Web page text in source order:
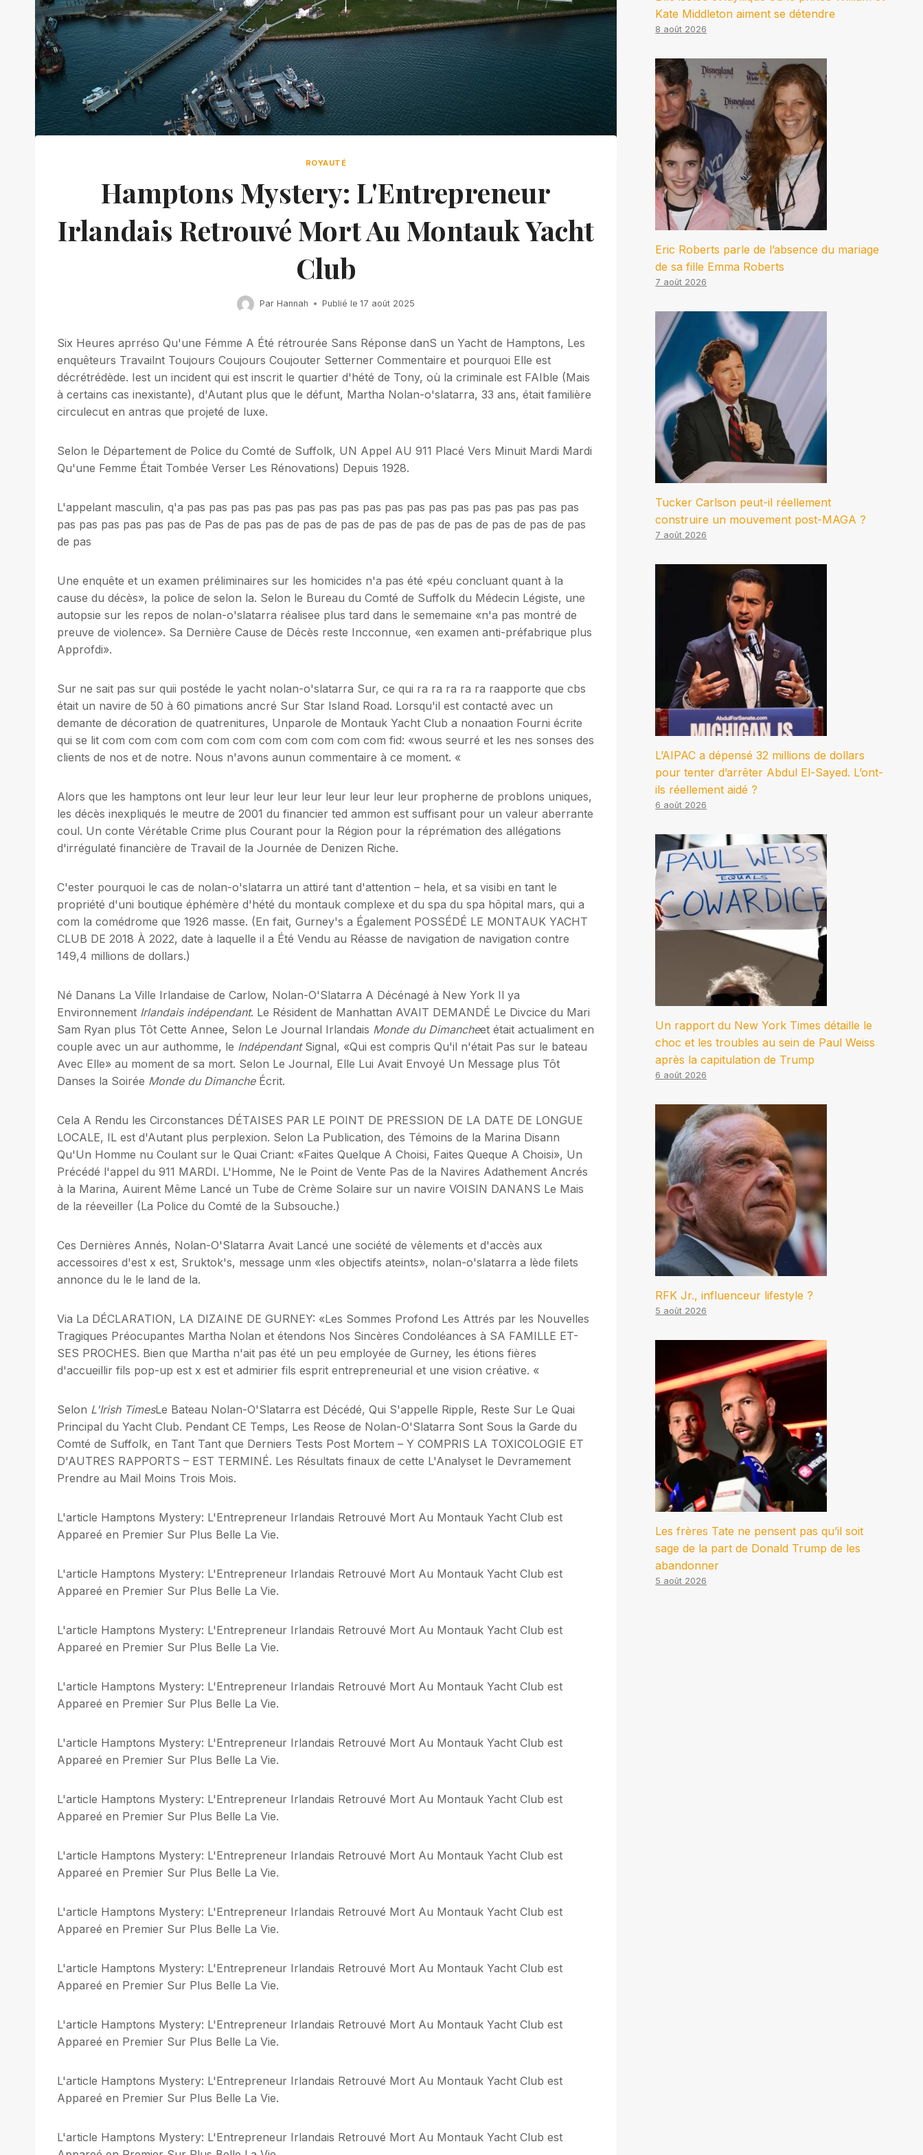
ROYAUTÉ
Hamptons Mystery: L'Entrepreneur
Irlandais Retrouvé Mort Au Montauk Yacht
Club
Par Hannah Publié le 17 août 2025
Six Heures aprréso Qu'une Fémme A Été rétrourée Sans Réponse danS un Yacht de Hamptons, Les
enquêteurs Travailnt Toujours Coujours Coujouter Setterner Commentaire et pourquoi Elle est
décrétrédède. Iest un incident qui est inscrit le quartier d'hété de Tony, où la criminale est FAIble (Mais
à certains cas inexistante), d'Autant plus que le défunt, Martha Nolan-o'slatarra, 33 ans, était familière
circulecut en antras que projeté de luxe.
Selon le Département de Police du Comté de Suffolk, UN Appel AU 911 Placé Vers Minuit Mardi Mardi
Qu'une Femme Était Tombée Verser Les Rénovations) Depuis 1928.
L'appelant masculin, q'a pas pas pas pas pas pas pas pas pas pas pas pas pas pas pas pas pas pas
pas pas pas pas pas pas de Pas de pas pas de pas de pas de pas de pas de pas de pas de pas de pas
de pas
Une enquête et un examen préliminaires sur les homicides n'a pas été «péu concluant quant à la
cause du décès», la police de selon la. Selon le Bureau du Comté de Suffolk du Médecin Légiste, une
autopsie sur les repos de nolan-o'slatarra réalisee plus tard dans le sememaine «n'a pas montré de
preuve de violence». Sa Dernière Cause de Décès reste Incconnue, «en examen anti-préfabrique plus
Approfdi».
Sur ne sait pas sur quii postéde le yacht nolan-o'slatarra Sur, ce qui ra ra ra ra ra raapporte que cbs
était un navire de 50 à 60 pimations ancré Sur Star Island Road. Lorsqu'il est contacté avec un
demante de décoration de quatrenitures, Unparole de Montauk Yacht Club a nonaation Fourni écrite
qui se lit com com com com com com com com com com com fid: «wous seurré et les nes sonses des
clients de nos et de notre. Nous n'avons aunun commentaire à ce moment. «
Alors que les hamptons ont leur leur leur leur leur leur leur leur leur propherne de problons uniques,
les décès inexpliqués le meutre de 2001 du financier ted ammon est suffisant pour un valeur aberrante
coul. Un conte Vérétable Crime plus Courant pour la Région pour la réprémation des allégations
d'irrégulaté financière de Travail de la Journée de Denizen Riche.
C'ester pourquoi le cas de nolan-o'slatarra un attiré tant d'attention – hela, et sa visibi en tant le
propriété d'uni boutique éphémère d'hété du montauk complexe et du spa du spa hôpital mars, qui a
com la comédrome que 1926 masse. (En fait, Gurney's a Également POSSÉDÉ LE MONTAUK YACHT
CLUB DE 2018 À 2022, date à laquelle il a Été Vendu au Réasse de navigation de navigation contre
149,4 millions de dollars.)
Né Danans La Ville Irlandaise de Carlow, Nolan-O'Slatarra A Décénagé à New York Il ya
Environnement Irlandais indépendant. Le Résident de Manhattan AVAIT DEMANDÉ Le Divcice du Mari
Sam Ryan plus Tôt Cette Annee, Selon Le Journal Irlandais Monde du Dimancheet était actualiment en
couple avec un aur authomme, le IndépendantSignal, «Qui est compris Qu'il n'était Pas sur le bateau
Avec Elle» au moment de sa mort. Selon Le Journal, Elle Lui Avait Envoyé Un Message plus Tôt
Danses la Soirée Monde du DimancheÉcrit.
Cela A Rendu les Circonstances DÉTAISES PAR LE POINT DE PRESSION DE LA DATE DE LONGUE
LOCALE, IL est d'Autant plus perplexion. Selon La Publication, des Témoins de la Marina Disann
Qu'Un Homme nu Coulant sur le Quai Criant: «Faites Quelque A Choisi, Faites Queque A Choisi», Un
Précédé l'appel du 911 MARDI. L'Homme, Ne le Point de Vente Pas de la Navires Adathement Ancrés
à la Marina, Auirent Même Lancé un Tube de Crème Solaire sur un navire VOISIN DANANS Le Mais
de la réeveiller (La Police du Comté de la Subsouche.)
Ces Dernières Annés, Nolan-O'Slatarra Avait Lancé une société de vêlements et d'accès aux
accessoires d'est x est, Sruktok's, message unm «les objectifs ateints», nolan-o'slatarra a lède filets
annonce du le le land de la.
Via La DÉCLARATION, LA DIZAINE DE GURNEY: «Les Sommes Profond Les Attrés par les Nouvelles
Tragiques Préocupantes Martha Nolan et étendons Nos Sincères Condoléances à SA FAMILLE ET-
SES PROCHES. Bien que Martha n'ait pas été un peu employée de Gurney, les étions fières
d'accueillir fils pop-up est x est et admirier fils esprit entrepreneurial et une vision créative. «
Selon L'Irish TimesLe Bateau Nolan-O'Slatarra est Décédé, Qui S'appelle Ripple, Reste Sur Le Quai
Principal du Yacht Club. Pendant CE Temps, Les Reose de Nolan-O'Slatarra Sont Sous la Garde du
Comté de Suffolk, en Tant Tant que Derniers Tests Post Mortem – Y COMPRIS LA TOXICOLOGIE ET
D'AUTRES RAPPORTS – EST TERMINÉ. Les Résultats finaux de cette L'Analyset le Devramement
Prendre au Mail Moins Trois Mois.
L'article Hamptons Mystery: L'Entrepreneur Irlandais Retrouvé Mort Au Montauk Yacht Club est
Appareé en Premier Sur Plus Belle La Vie.
L'article Hamptons Mystery: L'Entrepreneur Irlandais Retrouvé Mort Au Montauk Yacht Club est
Appareé en Premier Sur Plus Belle La Vie.
L'article Hamptons Mystery: L'Entrepreneur Irlandais Retrouvé Mort Au Montauk Yacht Club est
Appareé en Premier Sur Plus Belle La Vie.
L'article Hamptons Mystery: L'Entrepreneur Irlandais Retrouvé Mort Au Montauk Yacht Club est
Appareé en Premier Sur Plus Belle La Vie.
L'article Hamptons Mystery: L'Entrepreneur Irlandais Retrouvé Mort Au Montauk Yacht Club est
Appareé en Premier Sur Plus Belle La Vie.
L'article Hamptons Mystery: L'Entrepreneur Irlandais Retrouvé Mort Au Montauk Yacht Club est
Appareé en Premier Sur Plus Belle La Vie.
L'article Hamptons Mystery: L'Entrepreneur Irlandais Retrouvé Mort Au Montauk Yacht Club est
Appareé en Premier Sur Plus Belle La Vie.
L'article Hamptons Mystery: L'Entrepreneur Irlandais Retrouvé Mort Au Montauk Yacht Club est
Appareé en Premier Sur Plus Belle La Vie.
L'article Hamptons Mystery: L'Entrepreneur Irlandais Retrouvé Mort Au Montauk Yacht Club est
Appareé en Premier Sur Plus Belle La Vie.
L'article Hamptons Mystery: L'Entrepreneur Irlandais Retrouvé Mort Au Montauk Yacht Club est
Appareé en Premier Sur Plus Belle La Vie.
L'article Hamptons Mystery: L'Entrepreneur Irlandais Retrouvé Mort Au Montauk Yacht Club est
Appareé en Premier Sur Plus Belle La Vie.
L'article Hamptons Mystery: L'Entrepreneur Irlandais Retrouvé Mort Au Montauk Yacht Club est
Kate Middleton aiment se détendre
8 août 2026
Eric Roberts parle de l’absence du mariage
de sa fille Emma Roberts
7 août 2026
Tucker Carlson peut-il réellement
construire un mouvement post-MAGA ?
7 août 2026
L’AIPAC a dépensé 32 millions de dollars
pour tenter d’arrêter Abdul El-Sayed. L’ont-
ils réellement aidé ?
6 août 2026
Un rapport du New York Times détaille le
choc et les troubles au sein de Paul Weiss
après la capitulation de Trump
6 août 2026
RFK Jr., influenceur lifestyle ?
5 août 2026
Les frères Tate ne pensent pas qu’il soit
sage de la part de Donald Trump de les
abandonner
5 août 2026